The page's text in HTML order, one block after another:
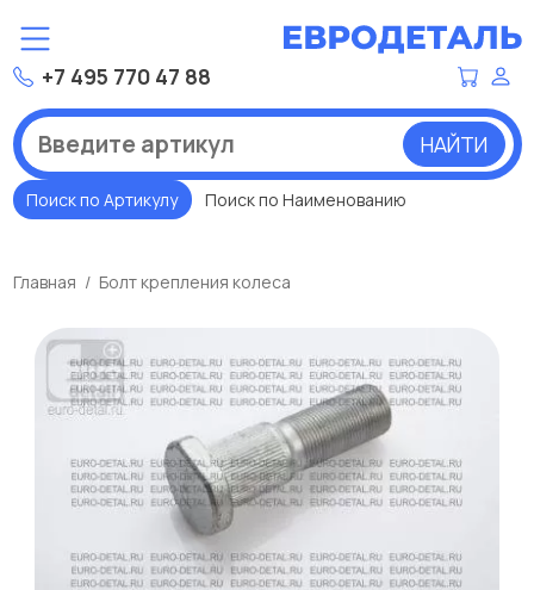
+7 495 770 47 88
НАЙТИ
Поиск по Артикулу Поиск по Наименованию
Главная Болт крепления колеса